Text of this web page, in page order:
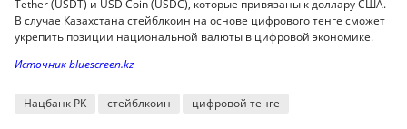
Tether (USDT) и USD Coin (USDC), которые привязаны к доллару США.
В случае Казахстана стейблкоин на основе цифрового тенге сможет
укрепить позиции национальной валюты в цифровой экономике.
Источник bluescreen.kz
Нацбанк РК стейблкоин цифровой тенге